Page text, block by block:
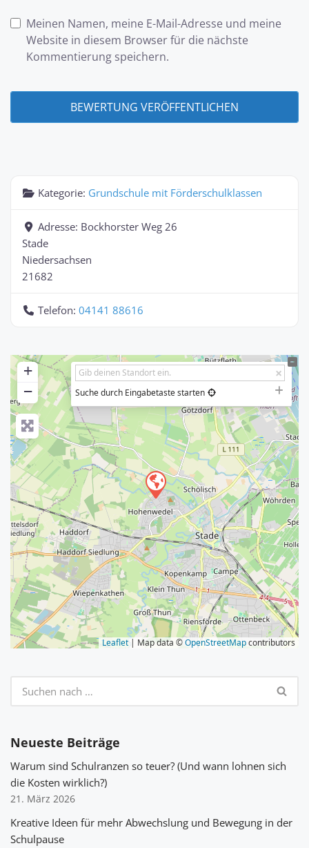
Meinen Namen, meine E-Mail-Adresse und meine
Website in diesem Browser für die nächste
Kommentierung speichern.
Kategorie: Grundschule mit Förderschulklassen
Adresse: Bockhorster Weg 26
Stade
Niedersachsen
21682
Telefon: 04141 88616
+
−
Suche durch Eingabetaste starten
Leaflet | Map data ©OpenStreetMapcontributors
Neueste Beiträge
Warum sind Schulranzen so teuer? (Und wann lohnen sich
die Kosten wirklich?)
21. März 2026
Kreative Ideen für mehr Abwechslung und Bewegung in der
Schulpause